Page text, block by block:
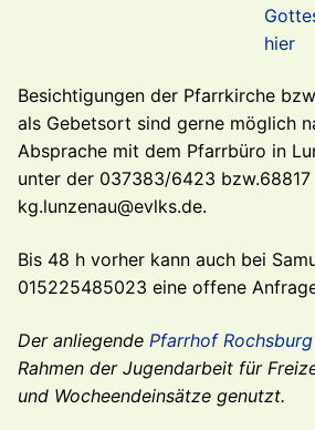
hier
Besichtigungen der Pfarrkirche
als Gebetsort sind gerne möglich
Absprache mit dem Pfarrbüro in
unter der 037383/6423
kg.lunzenau@evlks.de.
Bis 48 h vorher kann auch bei
015225485023 eine offene
Der anliegende Pfarrhof Rochsburg
Rahmen der Jugendarbeit für
und Wocheendeinsätze genutzt.